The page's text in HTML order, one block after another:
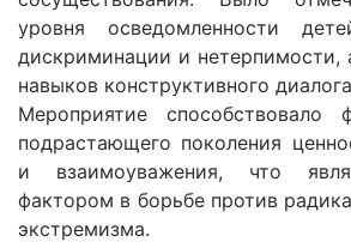
уровня осведомленности
дискриминации и нетерпимости,
навыков конструктивного
Мероприятие способствовало
подрастающего поколения
и взаимоуважения, что
фактором в борьбе против
экстремизма.